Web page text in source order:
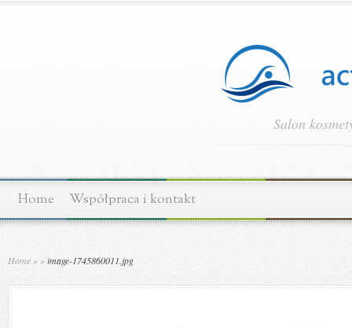
Salon
Home Współpraca i kontakt
Home » »image-1745860011.jpg